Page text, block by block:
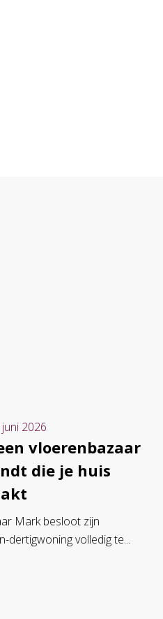
2026
vloerenbazaar
die je huis
Mark besloot zijn
dertigwoning volledig te...